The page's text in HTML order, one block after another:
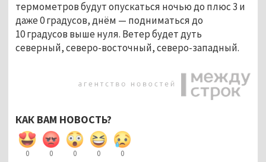
термометров будут опускаться ночью до плюс 3 и
даже 0 градусов, днём — подниматься до
10 градусов выше нуля. Ветер будет дуть
северный, северо-восточный, северо-западный.
КАК ВАМ НОВОСТЬ?
0 0 0 0 0